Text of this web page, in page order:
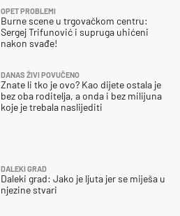
OPET PROBLEMI
Burne scene u trgovačkom centru:
Sergej Trifunović i supruga uhićeni
nakon svađe!
DANAS ŽIVI POVUČENO
Znate li tko je ovo? Kao dijete ostala je
bez oba roditelja, a onda i bez milijuna
koje je trebala naslijediti
DALEKI GRAD
Daleki grad: Jako je ljuta jer se miješa u
njezine stvari